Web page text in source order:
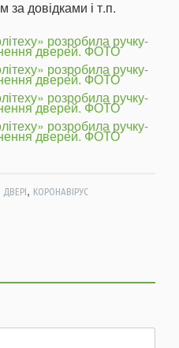
за довідками і т.п.
ДВЕРІ, КОРОНАВІРУС